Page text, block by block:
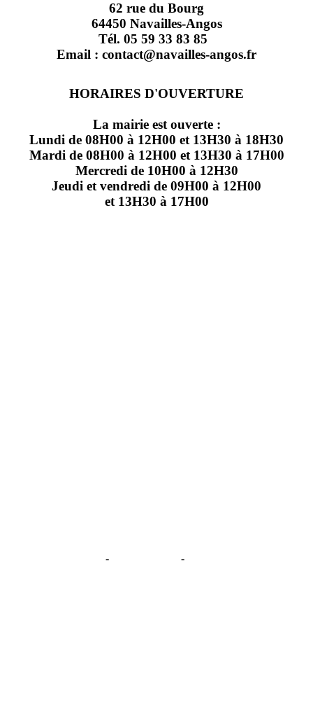
62 rue du Bourg
64450 Navailles-Angos
Tél. 05 59 33 83 85
Email : contact@navailles-angos.fr
HORAIRES D'OUVERTURE
La mairie est ouverte :
Lundi de 08H00 à 12H00 et 13H30 à 18H30
Mardi de 08H00 à 12H00 et 13H30 à 17H00
Mercredi de 10H00 à 12H30
Jeudi et vendredi de 09H00 à 12H00
et 13H30 à 17H00
- -